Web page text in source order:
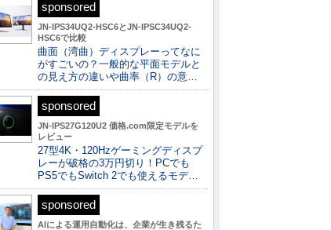
sponsored
JN-IPS34UQ2-HSC6とJN-IPSC34UQ2-
HSC6で比較
曲面（湾曲）ディスプレーってなに
がすごいの？一般的な平面モデルと
の見え方の違いや曲率（R）の意…
sponsored
JN-IPS27G120U2 価格.com限定モデルを
レビュー
27型4K・120Hzゲーミングディスプ
レーが破格の3万円切り！PCでも
PS5でもSwitch 2でも使えるモデ…
sponsored
AIによる運用自動化は、企業が生き残るた